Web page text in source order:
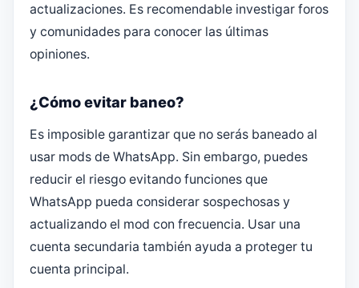
actualizaciones. Es recomendable investigar foros
y comunidades para conocer las últimas
opiniones.
¿Cómo evitar baneo?
Es imposible garantizar que no serás baneado al
usar mods de WhatsApp. Sin embargo, puedes
reducir el riesgo evitando funciones que
WhatsApp pueda considerar sospechosas y
actualizando el mod con frecuencia. Usar una
cuenta secundaria también ayuda a proteger tu
cuenta principal.